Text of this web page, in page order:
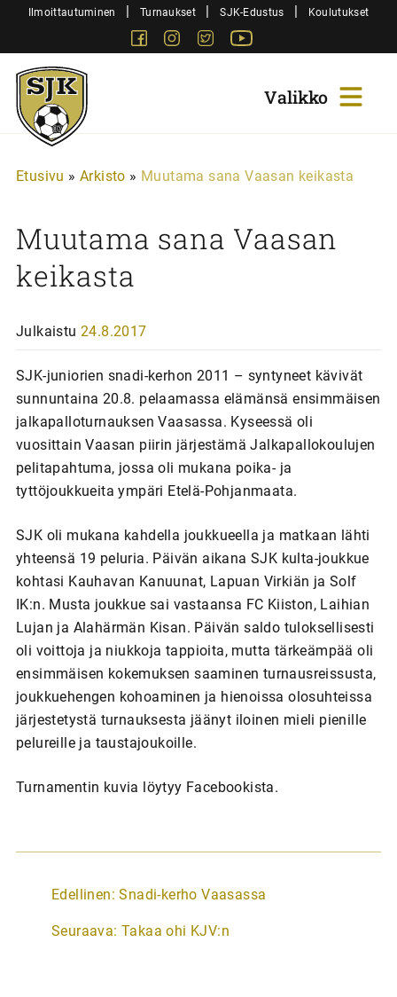
SiirryIlmoittautuminen | Turnaukset | SJK-Edustus | Koulutukset
FacebookInstagram
Twitter
Sjk-
Juniorit
Etusivu » Arkisto » Muutama sana Vaasan keikasta
Muutama sana Vaasan
keikasta
Julkaistu 24.8.2017
SJK-juniorien snadi-kerhon 2011 – syntyneet kävivät
sunnuntaina 20.8. pelaamassa elämänsä ensimmäisen
jalkapalloturnauksen Vaasassa. Kyseessä oli
vuosittain Vaasan piirin järjestämä Jalkapallokoulujen
pelitapahtuma, jossa oli mukana poika- ja
tyttöjoukkueita ympäri Etelä-Pohjanmaata.
SJK oli mukana kahdella joukkueella ja matkaan lähti
yhteensä 19 peluria. Päivän aikana SJK kulta-joukkue
kohtasi Kauhavan Kanuunat, Lapuan Virkiän ja Solf
IK:n. Musta joukkue sai vastaansa FC Kiiston, Laihian
Lujan ja Alahärmän Kisan. Päivän saldo tuloksellisesti
oli voittoja ja niukkoja tappioita, mutta tärkeämpää oli
ensimmäisen kokemuksen saaminen turnausreissusta,
joukkuehengen kohoaminen ja hienoissa olosuhteissa
järjestetystä turnauksesta jäänyt iloinen mieli pienille
pelureille ja taustajoukoille.
Turnamentin kuvia löytyy Facebookista.
A
t
Edellinen: Snadi-kerho Vaasassa
Seuraava: Takaa ohi KJV:n